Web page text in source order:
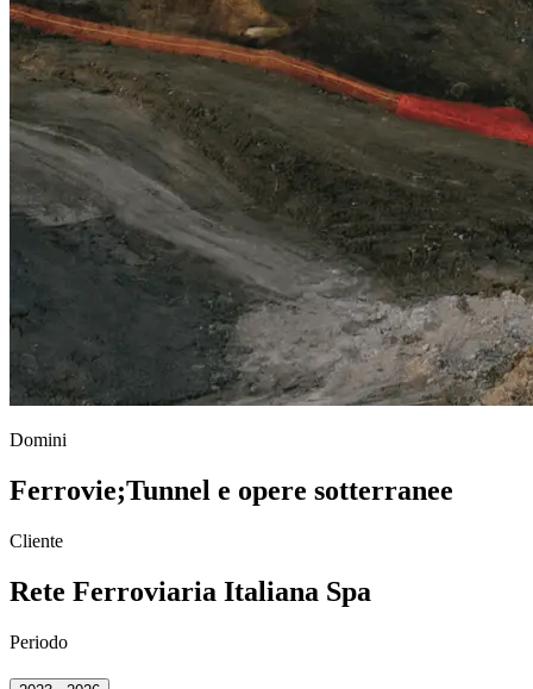
Domini
Ferrovie;Tunnel e opere sotterranee
Cliente
Rete Ferroviaria Italiana Spa
Periodo